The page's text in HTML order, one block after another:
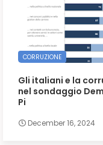
CORRUZIONE
Gli italiani e la
nel sondaggio
Pi
December 16, 2024